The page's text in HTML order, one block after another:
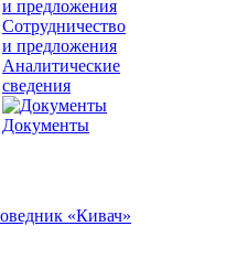
Сотрудничество
и предложения
Аналитические
сведения
Документы